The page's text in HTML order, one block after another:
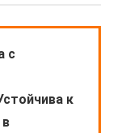
с
к